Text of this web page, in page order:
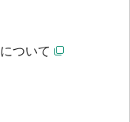
ついて